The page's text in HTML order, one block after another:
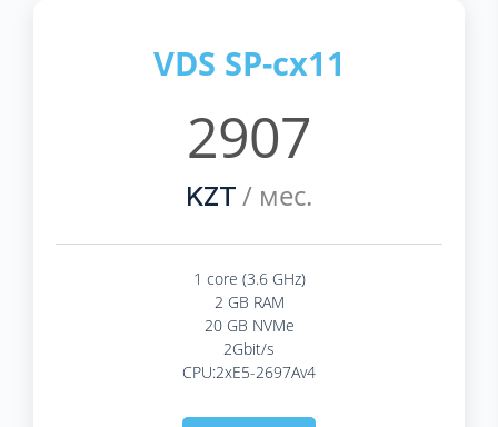
VDS SP-cx11
2907
KZT / мес.
1 core (3.6 GHz)
2 GB RAM
20 GB NVMe
2Gbit/s
CPU:2xE5-2697Av4